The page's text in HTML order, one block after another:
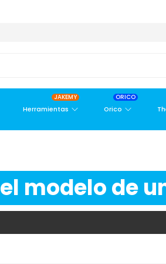
Herramientas
JAKEMY
Orico
ORICO
modelo de